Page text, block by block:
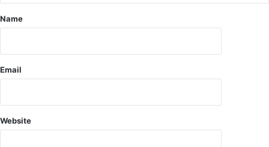
यु
व
द
फ
ना
,
S
D
Name
Email
Website